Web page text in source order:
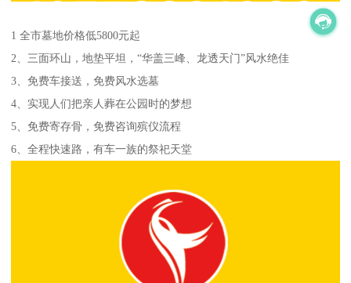
1 全市墓地价格低5800元起
2、三面环山，地垫平坦，“华盖三峰、龙透天门”风水绝佳
3、免费车接送，免费风水选墓
4、实现人们把亲人葬在公园时的梦想
5、免费寄存骨，免费咨询殡仪流程
6、全程快速路，有车一族的祭祀天堂